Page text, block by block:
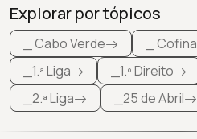
Explorar por tópicos
_ Cabo Verde _ Cofina
_1.ª Liga
_1.º Direito
_2.ª Liga
_25 de Abril